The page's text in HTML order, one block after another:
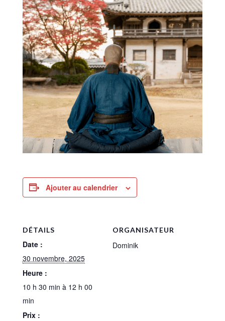
Ajouter au calendrier
DÉTAILS
Date :
30 novembre, 2025
Heure :
10 h 30 min à 12 h 00
min
Prix :
ORGANISATEUR
Dominik